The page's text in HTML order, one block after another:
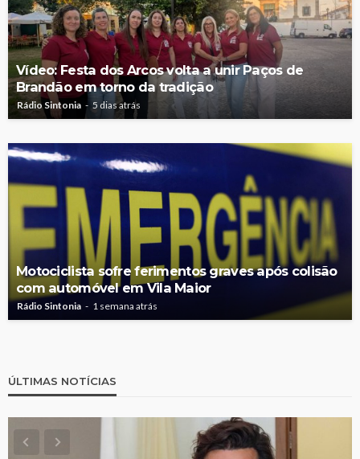
Vídeo: Festa dos Arcos volta a unir Paços de
Brandão em torno da tradição
Rádio Sintonia 5 dias atrás
Motociclista sofre ferimentos graves após colisão
com automóvel em Vila Maior
Rádio Sintonia 1 semana atrás
ÚLTIMAS NOTÍCIAS